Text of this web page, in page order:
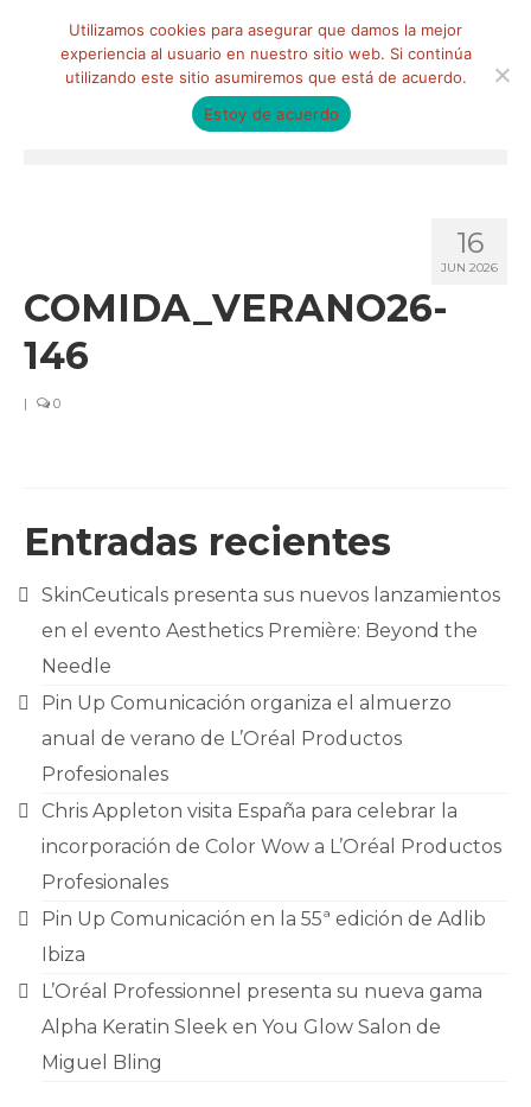
Qué hacemos
CONTACTO
16
JUN 2026
COMIDA_VERANO26-
146
| 0
Entradas recientes
SkinCeuticals presenta sus nuevos lanzamientos
en el evento Aesthetics Première: Beyond the
Needle
Pin Up Comunicación organiza el almuerzo
anual de verano de L’Oréal Productos
Profesionales
Chris Appleton visita España para celebrar la
incorporación de Color Wow a L’Oréal Productos
Profesionales
Pin Up Comunicación en la 55ª edición de Adlib
Ibiza
L’Oréal Professionnel presenta su nueva gama
Alpha Keratin Sleek en You Glow Salon de
Miguel Bling
Utilizamos cookies para asegurar que damos la mejor
experiencia al usuario en nuestro sitio web. Si continúa
utilizando este sitio asumiremos que está de acuerdo.
Estoy de acuerdo